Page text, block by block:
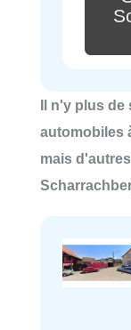
Il n'y plus
automobiles
mais